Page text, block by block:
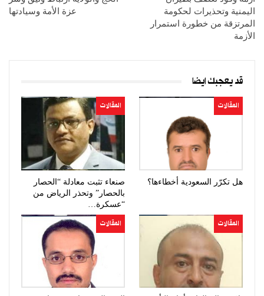
اليمنية وتحذيرات لحكومة
المرتزقة من خطورة استمرار
الأزمة
عزة الأمة وسيادتها
قد يعجبك ايضا
المقالات
هل تكرّر السعودية أخطاءها؟
المقالات
صنعاء تثبت معادلة “الحصار
بالحصار” وتحذر الرياض من
“عسكرة…
المقالات المقالات